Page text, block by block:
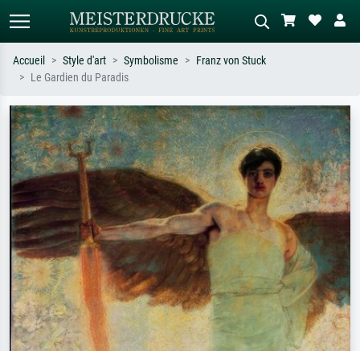
Recherchez par artiste, titre ou style –
ex. Monet, Nuit étoilée,
impressionnisme, vague de Hokusai,
nu.
Décrivez la scène – ex. prairie verte,
abstrait avec beaucoup de rouge,
tableau sombre, nu debout près d'un
arbre.
Accueil Style d'art Symbolisme
Franz von Stuck
Le Gardien du Paradis